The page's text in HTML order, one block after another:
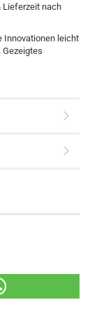
Lieferzeit nach
Innovationen leicht
Gezeigtes